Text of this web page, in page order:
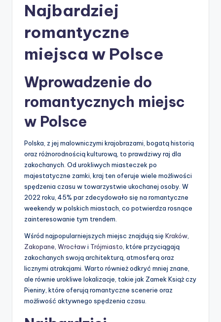
Najbardziej
romantyczne
miejsca w Polsce
Wprowadzenie do
romantycznych miejsc
w Polsce
Polska, z jej malowniczymi krajobrazami, bogatą historią
oraz różnorodnością kulturową, to prawdziwy raj dla
zakochanych. Od urokliwych miasteczek po
majestatyczne zamki, kraj ten oferuje wiele możliwości
spędzenia czasu w towarzystwie ukochanej osoby. W
2022 roku, 45% par zdecydowało się na romantyczne
weekendy w polskich miastach, co potwierdza rosnące
zainteresowanie tym trendem.
Wśród najpopularniejszych miejsc znajdują się Kraków
Zakopane Wrocławi Trójmiasto , które przyciągają
zakochanych swoją architekturą, atmosferą oraz
licznymi atrakcjami. Warto również odkryć mniej znane,
ale równie urokliwe lokalizacje, takie jak Zamek Książ czy
Pieniny, które oferują romantyczne scenerie oraz
możliwość aktywnego spędzenia czasu.